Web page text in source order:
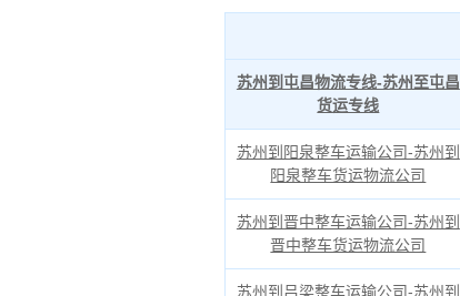
苏州到屯昌物流专线-苏州至屯昌
货运专线
苏州到阳泉整车运输公司-苏州到
阳泉整车货运物流公司
苏州到晋中整车运输公司-苏州到
晋中整车货运物流公司
苏州到吕梁整车运输公司-苏州到